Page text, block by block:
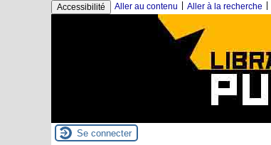
Accessibilité Aller au contenu Aller à la recherche
Se connecter